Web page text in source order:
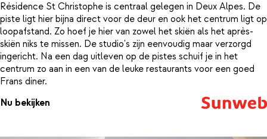
Résidence St Christophe is centraal gelegen in Deux Alpes. De
piste ligt hier bijna direct voor de deur en ook het centrum ligt op
loopafstand. Zo hoef je hier van zowel het skiën als het après-
skiën niks te missen. De studio's zijn eenvoudig maar verzorgd
ingericht. Na een dag uitleven op de pistes schuif je in het
centrum zo aan in een van de leuke restaurants voor een goed
Frans diner.
Nu bekijken